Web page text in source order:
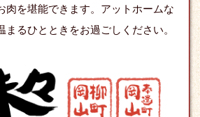
肉を堪能できます。アットホームな
まるひとときをお過ごしください。